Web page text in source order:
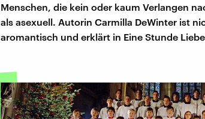
Menschen, die kein oder kaum Verlangen
als asexuell. Autorin Carmilla DeWinter ist
aromantisch und erklärt in Eine Stunde